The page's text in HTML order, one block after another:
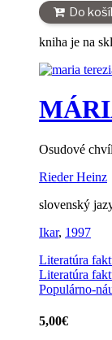
Do
kniha je na
Osudové
Rieder Heinz
slovenský
Ikar, 1997
Literatúra
Literatúra
Populárno-
5,00€